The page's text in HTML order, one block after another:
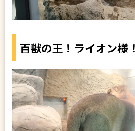
百獣の王！ライオン様！